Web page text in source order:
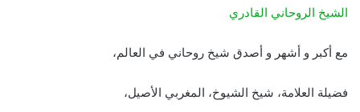
الشيخ الروحاني القادري
مع أكبر و أشهر و أصدق شيخ روحاني في العالم،
فضيلة العلامة، شيخ الشيوخ، المغربي الأصيل،